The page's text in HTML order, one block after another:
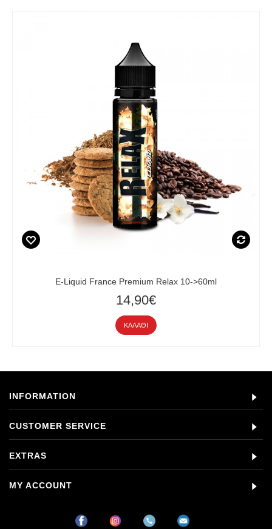
E-Liquid France Premium Relax 10->60ml
14,90€
ΚΑΛΆΘΙ
INFORMATION
CUSTOMER SERVICE
EXTRAS
MY ACCOUNT